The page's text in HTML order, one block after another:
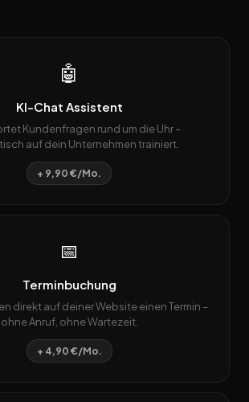
🤖
KI-Chat Assistent
Kundenfragen rund um die Uhr –
auf dein Unternehmen trainiert.
+ 9,90 €/Mo.
📅
Terminbuchung
direkt auf deiner Website einen Termin –
ohne Anruf, ohne Wartezeit.
+ 4,90 €/Mo.